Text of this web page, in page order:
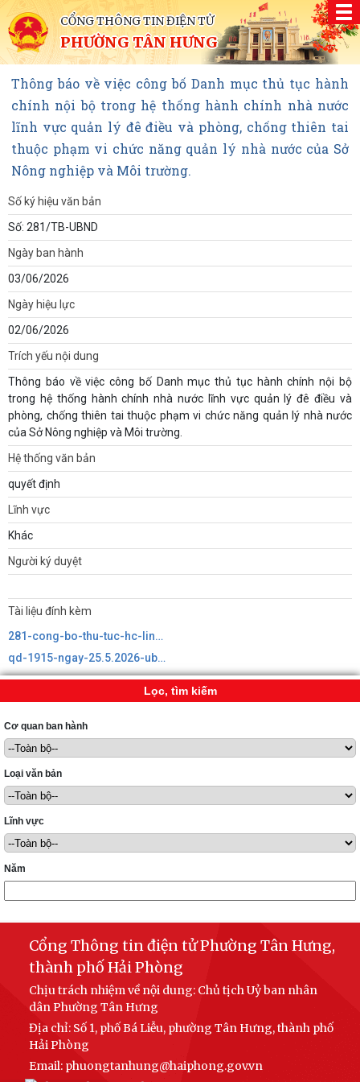
CỔNG THÔNG TIN ĐIỆN TỬ
PHƯỜNG TÂN HƯNG
Thông báo về việc công bố Danh mục thủ tục hành
chính nội bộ trong hệ thống hành chính nhà nước
lĩnh vực quản lý đê điều và phòng, chống thiên tai
thuộc phạm vi chức năng quản lý nhà nước của Sở
Nông nghiệp và Môi trường.
Số ký hiệu văn bản
Số: 281/TB-UBND
Ngày ban hành
03/06/2026
Ngày hiệu lực
02/06/2026
Trích yếu nội dung
Thông báo về việc công bố Danh mục thủ tục hành chính nội bộ
trong hệ thống hành chính nhà nước lĩnh vực quản lý đê điều và
phòng, chống thiên tai thuộc phạm vi chức năng quản lý nhà nước
của Sở Nông nghiệp và Môi trường.
Hệ thống văn bản
quyết định
Lĩnh vực
Khác
Người ký duyệt
Tài liệu đính kèm
281-cong-bo-thu-tuc-hc-linh-vuc-ql-de-dieu-va-phong-chong-thien-tai-thuoc-pham-vi-qlnn-cua-so-nn-.signed639160803166590434.pdf
qd-1915-ngay-25.5.2026-ubnd-hp-cong-bo-tthc-noi-bo-lvuc-qly-de-dieu-va-pctt639154277727748979639160803654792934.pdf
Lọc, tìm kiếm
Cơ quan ban hành
Loại văn bản
Lĩnh vực
Năm
Cổng Thông tin điện tử Phường Tân Hưng,
thành phố Hải Phòng
Chịu trách nhiệm về nội dung: Chủ tịch Uỷ ban nhân
dân Phường Tân Hưng
Địa chỉ: Số 1, phố Bá Liễu, phường Tân Hưng, thành phố
Hải Phòng
Email: phuongtanhung@haiphong.gov.vn